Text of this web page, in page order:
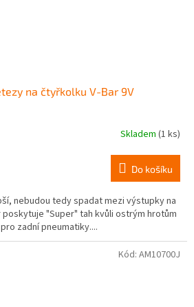
na čtyřkolku V-Bar 9V
Skladem (1 ks)
Do košíku
nebudou tedy spadat mezi výstupky na
poskytuje "Super" tah kvůli ostrým hrotům
zadní pneumatiky....
Kód: AM10700J